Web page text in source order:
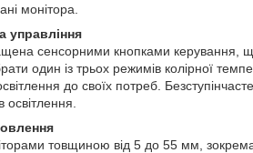
монітора.
управління
сенсорними кнопками керування,
один із трьох режимів колірної
до своїх потреб.
освітлення.
товщиною від 5 до 55 мм,